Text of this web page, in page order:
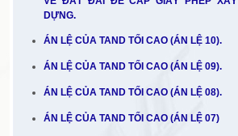
DỰNG.
ÁN LỆ CỦA TAND TỐI CAO (ÁN LỆ 10).
ÁN LỆ CỦA TAND TỐI CAO (ÁN LỆ 09).
ÁN LỆ CỦA TAND TỐI CAO (ÁN LỆ 08).
ÁN LỆ CỦA TAND TỐI CAO (ÁN LỆ 07)